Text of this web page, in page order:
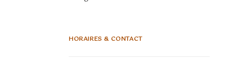
HORAIRES & CONTACT